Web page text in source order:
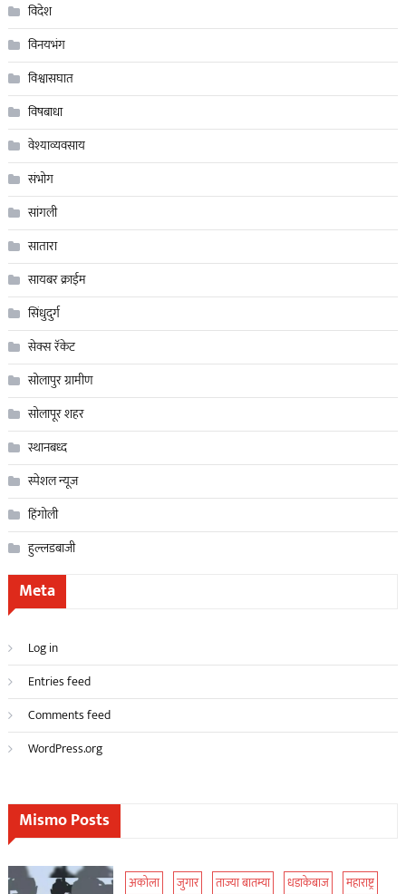
विदेश
विनयभंग
विश्वासघात
विषबाधा
वेश्याव्यवसाय
संभोग
सांगली
सातारा
सायबर क्राईम
सिंधुदुर्ग
सेक्स रॅकेट
सोलापुर ग्रामीण
सोलापूर शहर
स्थानबध्द
स्पेशल न्यूज
हिंगोली
हुल्लडबाजी
Meta
Log in
Entries feed
Comments feed
WordPress.org
Mismo Posts
अकोला जुगार ताज्या बातम्या धडाकेबाज
महाराष्ट्र